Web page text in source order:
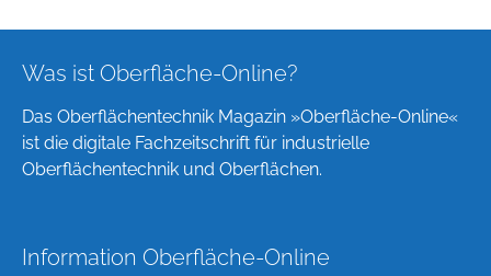
Was ist Oberfläche-Online?
Das Oberflächentechnik Magazin »Oberfläche-Online«
ist die digitale Fachzeitschrift für industrielle
Oberflächentechnik und Oberflächen.
Information Oberfläche-Online